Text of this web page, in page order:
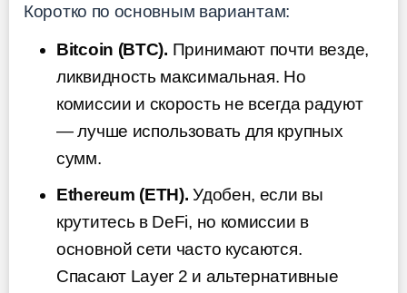
Коротко по основным вариантам:
Bitcoin (BTC). Принимают почти везде,
ликвидность максимальная. Но
комиссии и скорость не всегда радуют
— лучше использовать для крупных
сумм.
Ethereum (ETH). Удобен, если вы
крутитесь в DeFi, но комиссии в
основной сети часто кусаются.
Спасают Layer 2 и альтернативные